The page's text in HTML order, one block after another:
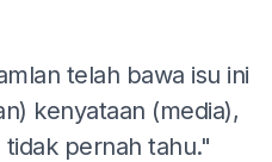
telah bawa isu ini
kenyataan (media),
pernah tahu."